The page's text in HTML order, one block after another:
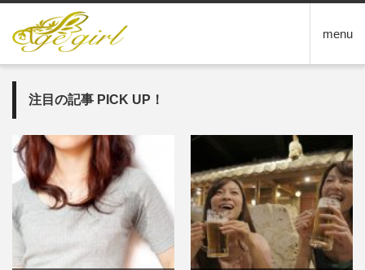
menu
注目の記事 PICK UP！